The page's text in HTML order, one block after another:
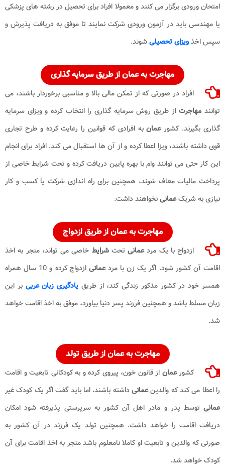
امتحان ورودی برگزار می کنند و معمولا افراد برای تحصیل در رشته های پزشکی
یا مهندسی باید در آزمون ورودی شرکت نمایند تا موفق به دریافت پذیرش و
سپس اخذویزای تحصیلیشوند.
مهاجرت به عماناز طریق سرمایه گذاری
افراد در صورتی که از تمکن مالی بالا و مناسبی برخوردار باشند، می
توانند مهاجرتاز طریق روش سرمایه گذاری را انتخاب کرده و ویزای سرمایه
گذاری بگیرند. کشورعمانبه افرادی که قوانین را رعایت کرده و طرح تجاری
قوی داشته باشند، ویزا اعطا کرده و از آن ها استقبال می کند. افراد برای انجام
این کار حتی می توانند وام با بهره پایین دریافت کرده و تحت شرایط خاصی از
پرداخت مالیات معاف شوند، همچنین برای راه اندازی شرکت یا کسب و کار
نیازی به شریکعمانینخواهند داشت.
مهاجرت به عماناز طریق ازدواج
ازدواج با یک مردعمانی تحتشرایط خاصی می تواند، منجر به اخذ
اقامت آن کشور شود. اگر یک زن با مردعمانی
ازدواج کرده و 10 سال همراه
همسر خود در کشور مذکور زندگی کند، از طریق یادگیری زبان عربی بر این
زبان مسلط باشد و همچنین فرزند پسر دنیا بیاورد، موفق به اخذ اقامت خواهد
شد.
مهاجرت به عماناز طریق تولد
کشورعمان از قانون خون، پیروی کرده و به کودکانی تابعیت و اقامت
را اعطا می کند که والدینعمانیداشته باشند. اما باید گفت اگر یک کودک غیر
عمانی توسط پدر و مادر اهل آن کشور به سرپرستی پذیرفته شود امکان
دریافت اقامت را خواهد داشت. همچنین تولد یک فرزند در آن کشور به
صورتی که والدین و تابعیت او کاملا نامعلوم باشد منجر به اخذ اقامت برای آن
کودک خواهد شد.